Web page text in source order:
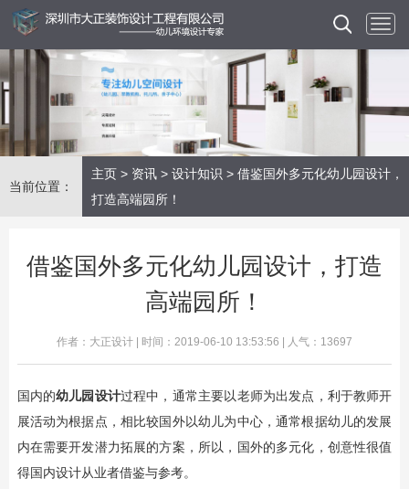
当前位置：
主页 > 资讯 > 设计知识 > 借鉴国外多元化幼儿园设计，
打造高端园所！
借鉴国外多元化幼儿园设计，打造
高端园所！
作者：大正设计 | 时间：2019-06-10 13:53:56 | 人气：13697
国内的幼儿园设计过程中，通常主要以老师为出发点，利于教师开
展活动为根据点，相比较国外以幼儿为中心，通常根据幼儿的发展
内在需要开发潜力拓展的方案，所以，国外的多元化，创意性很值
得国内设计从业者借鉴与参考。